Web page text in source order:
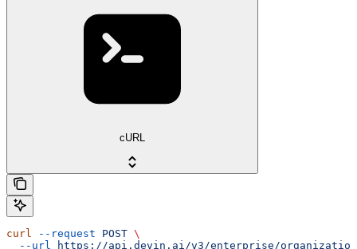
cURL
curl --request POST \
  --url
https://api.devin.ai/v3/enterprise/